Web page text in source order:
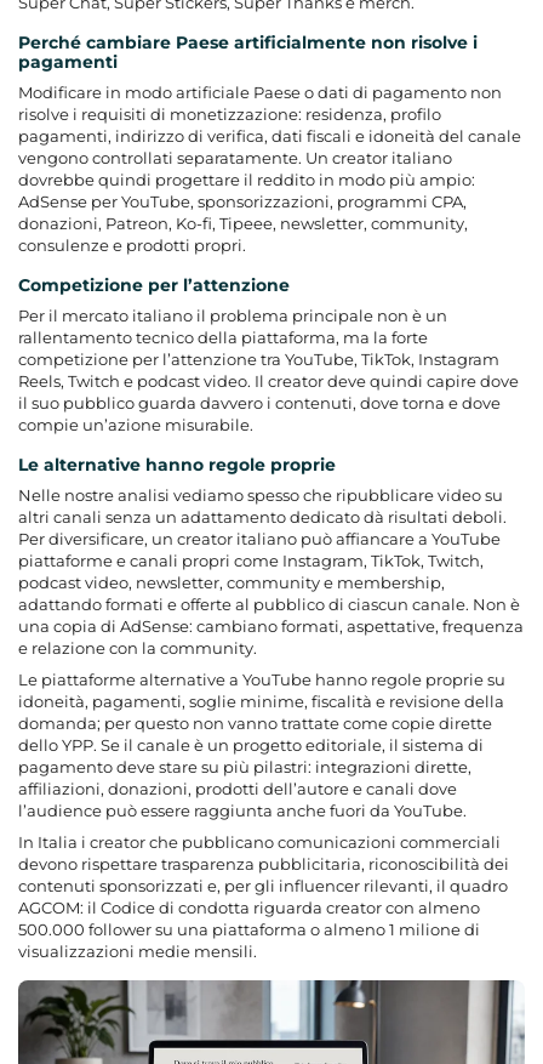
Perché cambiare Paese artificialmente non risolve i
pagamenti
Modificare in modo artificiale Paese o dati di pagamento non
risolve i requisiti di monetizzazione: residenza, profilo
pagamenti, indirizzo di verifica, dati fiscali e idoneità del canale
vengono controllati separatamente. Un creator italiano
dovrebbe quindi progettare il reddito in modo più ampio:
AdSense per YouTube, sponsorizzazioni, programmi CPA,
donazioni, Patreon, Ko-fi, Tipeee, newsletter, community,
consulenze e prodotti propri.
Competizione per l’attenzione
Per il mercato italiano il problema principale non è un
rallentamento tecnico della piattaforma, ma la forte
competizione per l’attenzione tra YouTube, TikTok, Instagram
Reels, Twitch e podcast video. Il creator deve quindi capire dove
il suo pubblico guarda davvero i contenuti, dove torna e dove
compie un’azione misurabile.
Le alternative hanno regole proprie
Nelle nostre analisi vediamo spesso che ripubblicare video su
altri canali senza un adattamento dedicato dà risultati deboli.
Per diversificare, un creator italiano può affiancare a YouTube
piattaforme e canali propri come Instagram, TikTok, Twitch,
podcast video, newsletter, community e membership,
adattando formati e offerte al pubblico di ciascun canale. Non è
una copia di AdSense: cambiano formati, aspettative, frequenza
e relazione con la community.
Le piattaforme alternative a YouTube hanno regole proprie su
idoneità, pagamenti, soglie minime, fiscalità e revisione della
domanda; per questo non vanno trattate come copie dirette
dello YPP. Se il canale è un progetto editoriale, il sistema di
pagamento deve stare su più pilastri: integrazioni dirette,
affiliazioni, donazioni, prodotti dell’autore e canali dove
l’audience può essere raggiunta anche fuori da YouTube.
In Italia i creator che pubblicano comunicazioni commerciali
devono rispettare trasparenza pubblicitaria, riconoscibilità dei
contenuti sponsorizzati e, per gli influencer rilevanti, il quadro
AGCOM: il Codice di condotta riguarda creator con almeno
500.000 follower su una piattaforma o almeno 1 milione di
visualizzazioni medie mensili.